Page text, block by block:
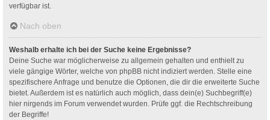
verfügbar ist.
Nach oben
Weshalb erhalte ich bei der Suche keine Ergebnisse?
Deine Suche war möglicherweise zu allgemein gehalten und enthielt zu
viele gängige Wörter, welche von phpBB nicht indiziert werden. Stelle eine
spezifischere Anfrage und benutze die Optionen, die dir die erweiterte Suche
bietet. Außerdem ist es natürlich auch möglich, dass dein(e) Suchbegriff(e)
hier nirgends im Forum verwendet wurden. Prüfe ggf. die Rechtschreibung
der Begriffe!